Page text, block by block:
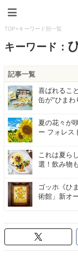
TOP>キーワード別一覧
キーワード：
記事一覧
喜ばれるこ
缶が"ひまわ
夏の花々が
ー フォレス
これは夏ら
選！飲み物
ゴッホ《ひ
術館」新オ